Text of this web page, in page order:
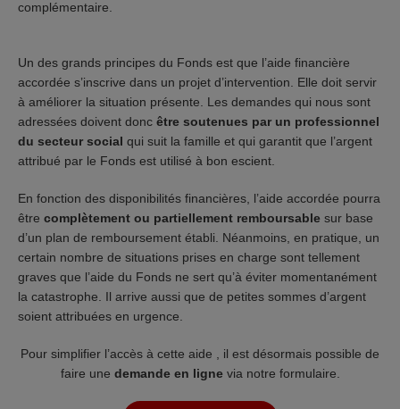
complémentaire.
Un des grands principes du Fonds est que l’aide financière
accordée s’inscrive dans un projet d’intervention. Elle doit servir
à améliorer la situation présente. Les demandes qui nous sont
adressées doivent donc être soutenues par un professionnel
du secteur social qui suit la famille et qui garantit que l’argent
attribué par le Fonds est utilisé à bon escient.
En fonction des disponibilités financières, l’aide accordée pourra
être complètement ou partiellement remboursable sur base
d’un plan de remboursement établi. Néanmoins, en pratique, un
certain nombre de situations prises en charge sont tellement
graves que l’aide du Fonds ne sert qu’à éviter momentanément
la catastrophe. Il arrive aussi que de petites sommes d’argent
soient attribuées en urgence.
Pour simplifier l’accès à cette aide , il est désormais possible de
faire une demande en lignevia notre formulaire.